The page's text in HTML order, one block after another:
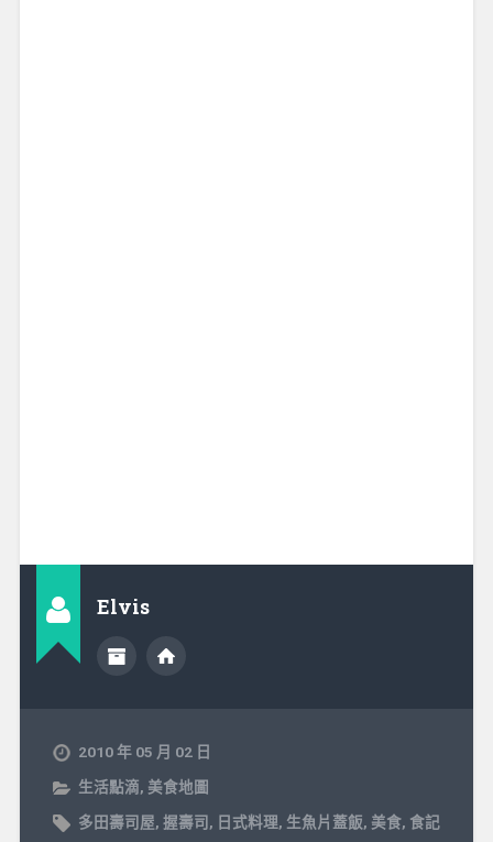
Elvis
2010 年 05 月 02 日
生活點滴, 美食地圖
多田壽司屋, 握壽司 , 日式料理, 生魚片蓋飯, 美食, 食記